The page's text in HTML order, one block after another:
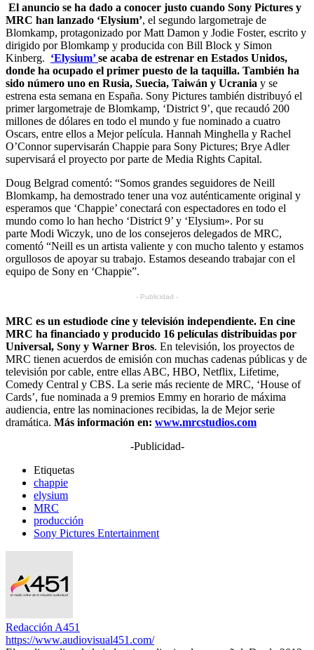
El anuncio se ha dado a conocer justo cuando Sony Pictures y
MRC han lanzado ‘Elysium’, el segundo largometraje de
Blomkamp, protagonizado por Matt Damon y Jodie Foster, escrito y
dirigido por Blomkamp y producida con Bill Block y Simon
Kinberg. ‘Elysium’se acaba de estrenar en Estados Unidos,
donde ha ocupado el primer puesto de la taquilla. También ha
sido número uno en Rusia, Suecia, Taiwán y Ucrania y se
estrena esta semana en España. Sony Pictures también distribuyó el
primer largometraje de Blomkamp, ‘District 9’, que recaudó 200
millones de dólares en todo el mundo y fue nominado a cuatro
Oscars, entre ellos a Mejor película. Hannah Minghella y Rachel
O’Connor supervisarán Chappie para Sony Pictures; Brye Adler
supervisará el proyecto por parte de Media Rights Capital.
Doug Belgrad comentó: “Somos grandes seguidores de Neill
Blomkamp, ha demostrado tener una voz auténticamente original y
esperamos que ‘Chappie’ conectará con espectadores en todo el
mundo como lo han hecho ‘District 9’ y ‘Elysium». Por su
parte Modi Wiczyk, uno de los consejeros delegados de MRC,
comentó “Neill es un artista valiente y con mucho talento y estamos
orgullosos de apoyar su trabajo. Estamos deseando trabajar con el
equipo de Sony en ‘Chappie”.
- Publicidad -
MRC es un estudiode cine y televisión independiente. En cine
MRC ha financiado y producido 16 películas distribuidas por
Universal, Sony y Warner Bros. En televisión, los proyectos de
MRC tienen acuerdos de emisión con muchas cadenas públicas y de
televisión por cable, entre ellas ABC, HBO, Netflix, Lifetime,
Comedy Central y CBS. La serie más reciente de MRC, ‘House of
Cards’, fue nominada a 9 premios Emmy en horario de máxima
audiencia, entre las nominaciones recibidas, la de Mejor serie
dramática. Más información en: www.mrcstudios.com
-Publicidad-
Etiquetas
chappie
elysium
MRC
producción
Sony Pictures Entertainment
Redacción A451
https://www.audiovisual451.com/